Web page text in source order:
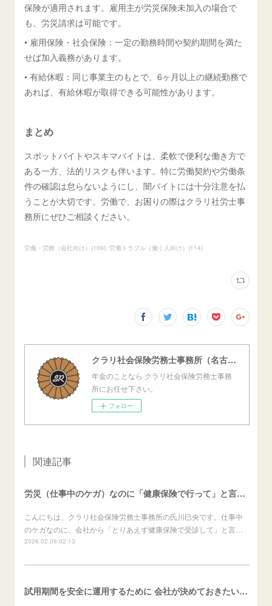
保険が適用されます。雇用主が労災保険未加入の場合で
も、労災請求は可能です。
• 雇用保険・社会保険：一定の勤務時間や契約期間を満た
せば加入義務があります。
• 有給休暇：同じ事業主のもとで、6ヶ月以上の継続勤務で
あれば、有給休暇が取得できる可能性があります。
まとめ
スポットバイトやスキマバイトは、柔軟で便利な働き方で
ある一方、法的リスクも伴います。特に労働契約や労働条
件の確認は怠らないようにし、闇バイトには十分注意を払
うことが大切です。労働で、お困りの際はクラリ社労士事
務所にぜひご相談ください。
労働・労務（会社向け） (109) 労働トラブル（働く人向け） (114)
クラリ社会保険労務士事務所（名古屋西障害年金センター）
年金のことなら クラリ社会保険労務士事務
所にお任せ下さい。
フォロー
関連記事
労災（仕事中のケガ）なのに「健康保険で行って」と言われたら？（労働者向け）
こんにちは、クラリ社会保険労務士事務所の氏川巳央です。仕事中
のケガなのに、会社から「とりあえず健康保険で受診して」と言…
2026.02.09 02:13
試用期間を安全に運用するために 会社が決めておきたいこと（会社向け）